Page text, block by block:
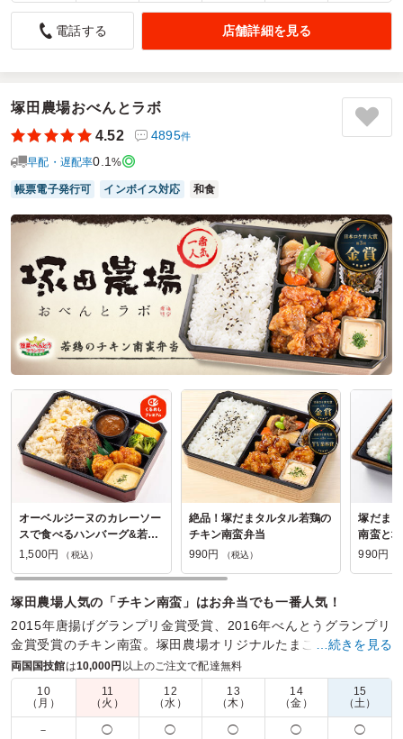
5.0
寧です。
夏場は少し味付けを濃いめにしている配慮もありお酒を飲む
方でも楽しめるお弁当だと思います。
すみだ川あさり飯、おすすめします。
会議・セミナー›研修
男女比： 男女混合
東京都墨田区両国2026/07/21
亀戸升本の口コミをもっと見る
電話する 店舗詳細を見る
塚田農場おべんとラボ
4.52
4895件
早配・遅配率0.1 %
帳票電子発行可 インボイス対応 和食
オーベルジーヌのカレーソー
スで食べるハンバーグ&若鶏
のチキン南蛮弁当
1,500円 （税込）
絶品！塚だまタルタル若鶏の
チキン南蛮弁当
990円
（税込）
塚だま
南蛮と
990円
塚田農場人気の「チキン南蛮」はお弁当でも一番人気！
2015年唐揚げグランプリ金賞受賞、2016年べんとうグランプリ
金賞受賞のチキン南蛮。塚田農場オリジナルたまご「塚だま」
を使用した特製タルタルソースがうまい！
商品数： 締切日時： 2日前17:00 価格帯：
900円～2,600円
配達時間：
8:00～19:00
…続きを見る
両国国技館は10,000円 以上のご注文で配達無料
10
（月）
11
（火）
12
（水）
13
（木）
14
（金）
15
（土）
－ ◯ ◯ ◯ ◯ ◯